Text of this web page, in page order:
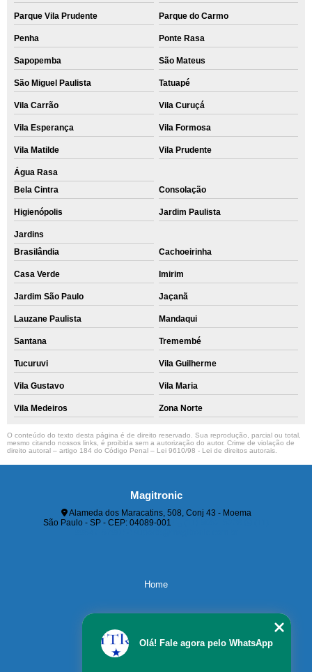
Parque Vila Prudente Parque do Carmo
Penha Ponte Rasa
Sapopemba São Mateus
São Miguel Paulista Tatuapé
Vila Carrão Vila Curuçá
Vila Esperança Vila Formosa
Vila Matilde Vila Prudente
Água Rasa
Bela Cintra
Consolação
Higienópolis Jardim Paulista
Jardins
Brasilândia
Cachoeirinha
Casa Verde Imirim
Jardim São Paulo Jaçanã
Lauzane Paulista Mandaqui
Santana Tremembé
Tucuruvi Vila Guilherme
Vila Gustavo Vila Maria
Vila Medeiros Zona Norte
O conteúdo do texto desta página é de direito reservado. Sua reprodução, parcial ou total,
mesmo citando nossos links, é proibida sem a autorização do autor. Crime de violação de
direito autoral – artigo 184 do Código Penal – Lei 9610/98 - Lei de direitos autorais
Magitronic
Alameda dos Maracatins, 508, Conj 43 - Moema
São Paulo - SP - CEP: 04089-001
Home
Olá! Fale agora pelo WhatsApp